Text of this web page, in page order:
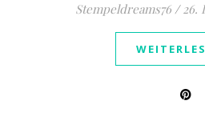
Stempeldreams76 / 26.